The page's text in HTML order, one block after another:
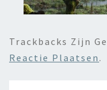
Trackbacks Zijn
Reactie Plaatsen .